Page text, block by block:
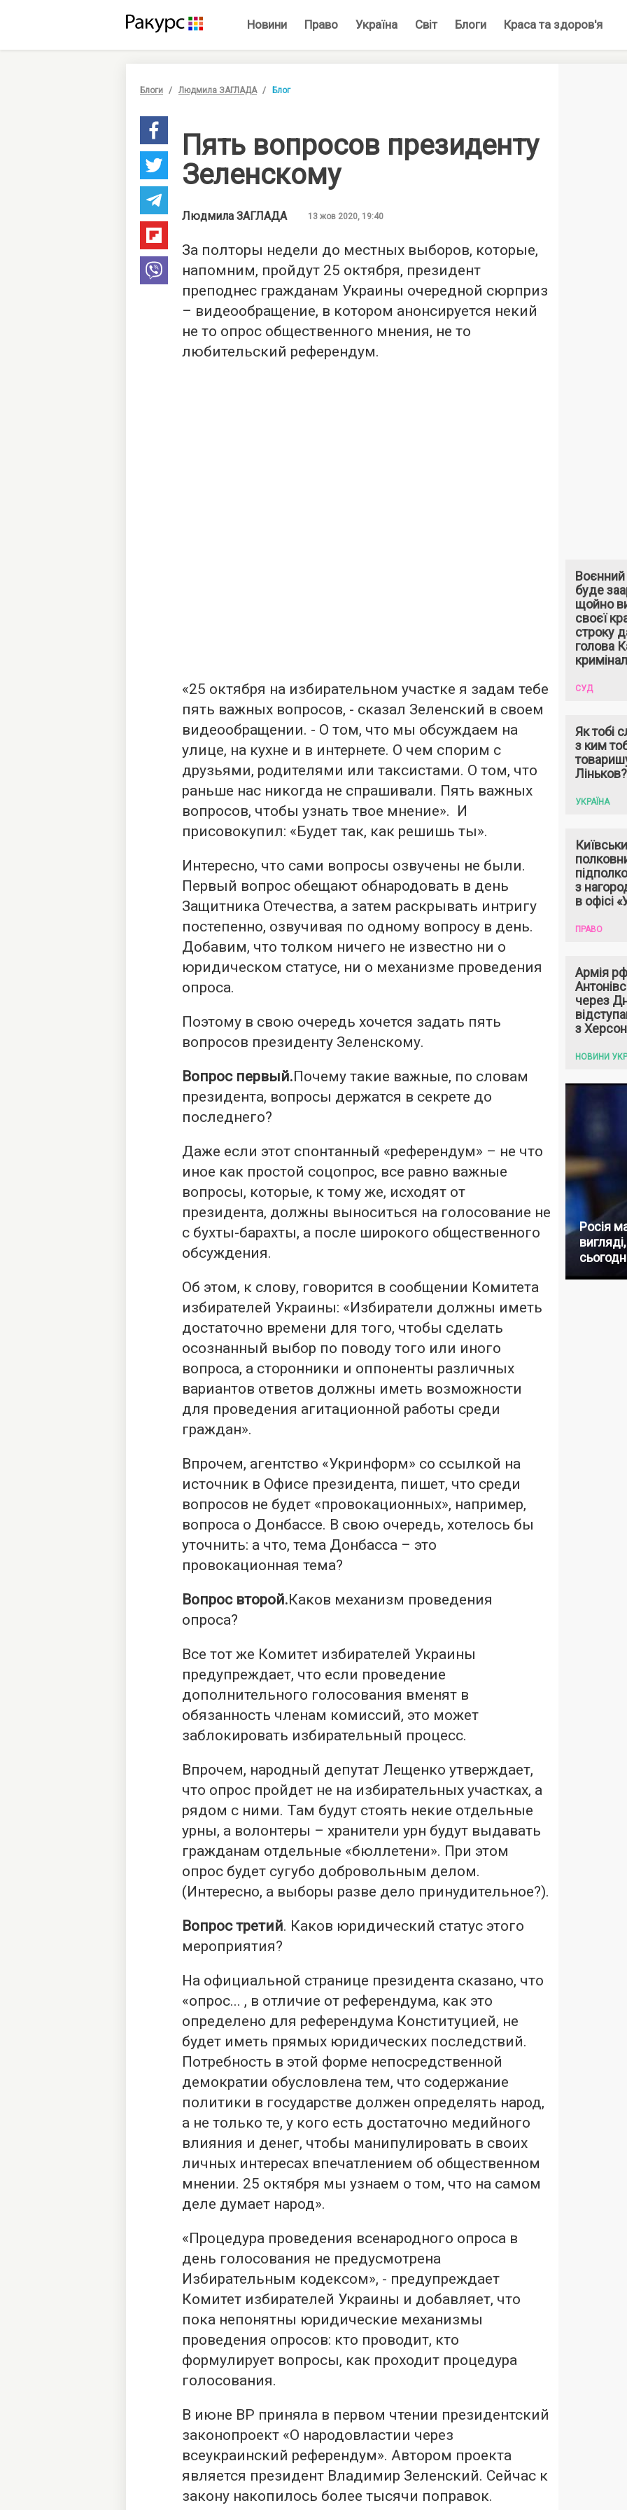
Новини Право Україна Світ Блоги Краса та здоров'я
Блоги Людмила ЗАГЛАДА Блог
Пять вопросов президенту
Зеленскому
Людмила ЗАГЛАДА 13 жов 2020, 19:40
За полторы недели до местных выборов, которые,
напомним, пройдут 25 октября, президент
преподнес гражданам Украины очередной сюрприз
– видеообращение, в котором анонсируется некий
не то опрос общественного мнения, не то
любительский референдум.
«25 октября на избирательном участке я задам тебе
пять важных вопросов, - сказал Зеленский в своем
видеообращении. - О том, что мы обсуждаем на
улице, на кухне и в интернете. О чем спорим с
друзьями, родителями или таксистами. О том, что
раньше нас никогда не спрашивали. Пять важных
вопросов, чтобы узнать твое мнение». И
присовокупил: «Будет так, как решишь ты».
Интересно, что сами вопросы озвучены не были.
Первый вопрос обещают обнародовать в день
Защитника Отечества, а затем раскрывать интригу
постепенно, озвучивая по одному вопросу в день.
Добавим, что толком ничего не известно ни о
юридическом статусе, ни о механизме проведения
опроса.
Поэтому в свою очередь хочется задать пять
вопросов президенту Зеленскому.
Вопрос первый.Почему такие важные, по словам
президента, вопросы держатся в секрете до
последнего?
Даже если этот спонтанный «референдум» – не что
иное как простой соцопрос, все равно важные
вопросы, которые, к тому же, исходят от
президента, должны выноситься на голосование не
с бухты-барахты, а после широкого общественного
обсуждения.
Об этом, к слову, говорится в сообщении Комитета
избирателей Украины: «Избиратели должны иметь
достаточно времени для того, чтобы сделать
осознанный выбор по поводу того или иного
вопроса, а сторонники и оппоненты различных
вариантов ответов должны иметь возможности
для проведения агитационной работы среди
граждан».
Впрочем, агентство «Укринформ» со ссылкой на
источник в Офисе президента, пишет, что среди
вопросов не будет «провокационных», например,
вопроса о Донбассе. В свою очередь, хотелось бы
уточнить: а что, тема Донбасса – это
провокационная тема?
Вопрос второй.Каков механизм проведения
опроса?
Все тот же Комитет избирателей Украины
предупреждает, что если проведение
дополнительного голосования вменят в
обязанность членам комиссий, это может
заблокировать избирательный процесс.
Впрочем, народный депутат Лещенко утверждает,
что опрос пройдет не на избирательных участках, а
рядом с ними. Там будут стоять некие отдельные
урны, а волонтеры – хранители урн будут выдавать
гражданам отдельные «бюллетени». При этом
опрос будет сугубо добровольным делом.
(Интересно, а выборы разве дело принудительное?).
Вопрос третий. Каков юридический статус этого
мероприятия?
На официальной странице президента сказано, что
«опрос... , в отличие от референдума, как это
определено для референдума Конституцией, не
будет иметь прямых юридических последствий.
Потребность в этой форме непосредственной
демократии обусловлена тем, что содержание
политики в государстве должен определять народ,
а не только те, у кого есть достаточно медийного
влияния и денег, чтобы манипулировать в своих
личных интересах впечатлением об общественном
мнении. 25 октября мы узнаем о том, что на самом
деле думает народ».
«Процедура проведения всенародного опроса в
день голосования не предусмотрена
Избирательным кодексом», - предупреждает
Комитет избирателей Украины и добавляет, что
пока непонятны юридические механизмы
проведения опросов: кто проводит, кто
формулирует вопросы, как проходит процедура
голосования.
В июне ВР приняла в первом чтении президентский
законопроект «О народовластии через
всеукраинский референдум». Автором проекта
является президент Владимир Зеленский. Сейчас к
закону накопилось более тысячи поправок.
буде
щойно
своєї
строку
голова
СУД
Як тобі
з ким
Ліньков?
УКРАЇНА
з
в офісі
ПРАВО
Армія
через
з
НОВИНИ
Росія